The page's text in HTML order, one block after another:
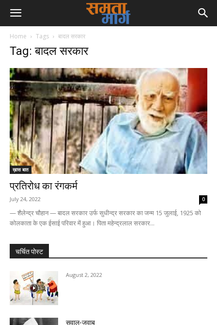
Home Tags बादल सरकार
Tag: बादल सरकार
ख़ास बात
प्रतिरोध का रंगकर्म
July 24, 2022 0
— शैलेन्द्र चौहान — बादल सरकार उर्फ सुधीन्द्र सरकार का जन्म 15 जुलाई, 1925 को
कोलकाता के एक ईसाई परिवार में हुआ। पिता महेन्द्रलाल सरकार...
चर्चित पोस्ट
August 2, 2022
सवाल-जवाब